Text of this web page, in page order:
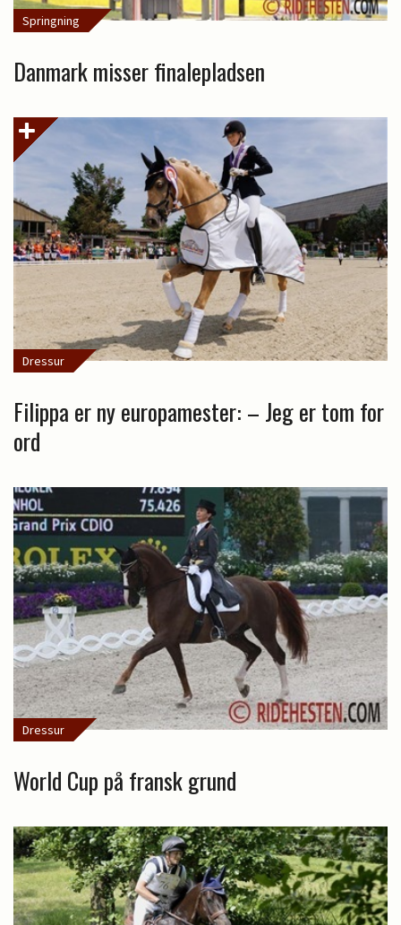
Springning
Danmark misser finalepladsen
Dressur
Filippa er ny europamester: – Jeg er tom for
ord
Dressur
World Cup på fransk grund